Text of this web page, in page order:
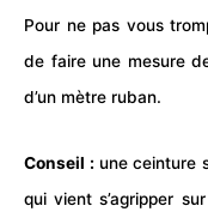
Pour ne pas vous
de faire une mesure
d’un mètre ruban.
Conseil : une ceinture
qui vient s’agripper